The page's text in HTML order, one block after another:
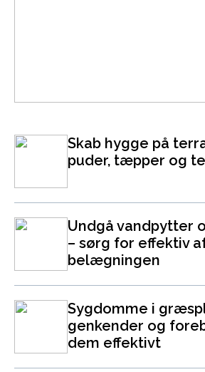
Skab hygge på
puder, tæpper og
Undgå vandpytter
– sørg for effektiv
belægningen
Sygdomme i
genkender og
dem effektivt